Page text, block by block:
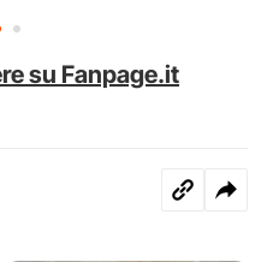
su Fanpage.it